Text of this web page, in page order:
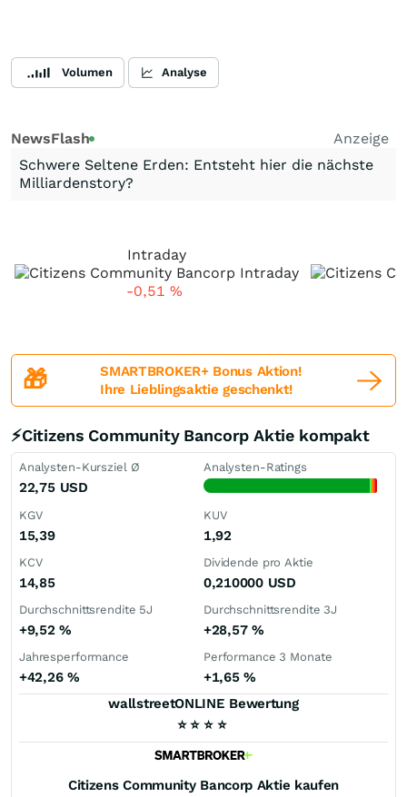
Volumen Analyse
NewsFlash
Anzeige
Schwere Seltene Erden: Entsteht hier die nächste
Milliardenstory?
Intraday
-0,51 %
🎁
SMARTBROKER+ Bonus Aktion!
Ihre Lieblingsaktie geschenkt!
⚡Citizens Community Bancorp Aktie kompakt
Analysten-Kursziel Ø
22,75 USD
Analysten-Ratings
KGV
15,39
KUV
1,92
KCV
14,85
Dividende pro Aktie
0,210000 USD
Durchschnittsrendite 5J
+9,52%
Durchschnittsrendite 3J
+28,57 %
Jahresperformance
+42,26 %
Performance 3 Monate
+1,65%
wallstreetONLINE Bewertung
⭐ ⭐ ⭐ ⭐
Citizens Community Bancorp Aktie kaufen